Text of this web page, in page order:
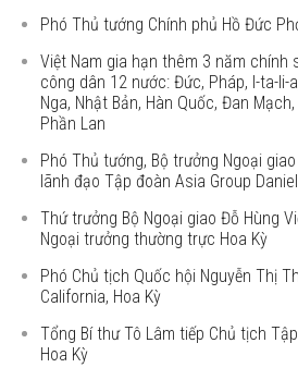
Phó Thủ tướng Chính phủ Hồ Đức
Việt Nam gia hạn thêm 3 năm chính
công dân 12 nước: Đức, Pháp, I-ta-li-
Nga, Nhật Bản, Hàn Quốc, Đan
Phần Lan
Phó Thủ tướng, Bộ trưởng Ngoại
lãnh đạo Tập đoàn Asia Group
Thứ trưởng Bộ Ngoại giao Đỗ Hùng
Ngoại trưởng thường trực Hoa Kỳ
Phó Chủ tịch Quốc hội Nguyễn Thị
California, Hoa Kỳ
Tổng Bí thư Tô Lâm tiếp Chủ tịch
Hoa Kỳ